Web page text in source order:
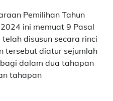
Pemilihan Tahun
ini memuat 9 Pasal
disusun secara rinci
tersebut diatur sejumlah
dalam dua tahapan
tahapan